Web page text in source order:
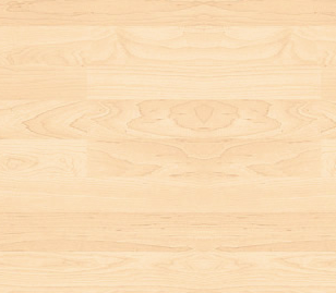
品的童趣氛圍與童年
對於童年餐桌的美味
母和手足的相處點
滴，讓孩子在閱讀文
學故事時，也學習體